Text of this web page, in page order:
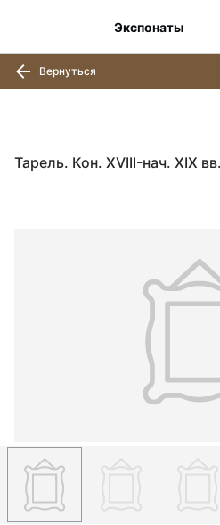
Экспонаты
Вернуться
Тарель. Кон. XVIII-нач. XIX вв.